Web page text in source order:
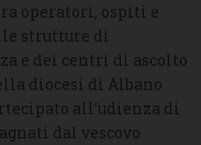
operatori, ospiti e
strutture di
e dei centri di ascolto
diocesi di Albano
all’udienza di
dal vescovo